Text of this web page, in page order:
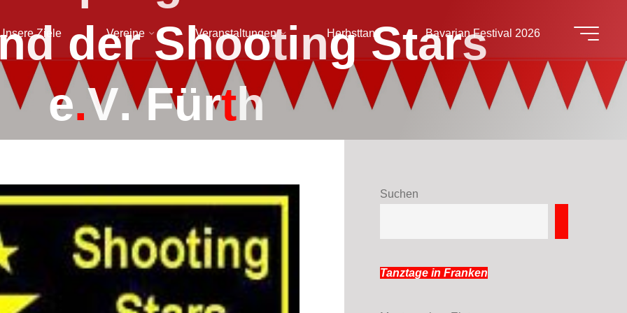
Ziele Vereine Veranstaltungen Herbsttanz Bavarian Festival 2026
d der Shooting Stars
e.V. Fürth
Suchen
Tanztage in Franken